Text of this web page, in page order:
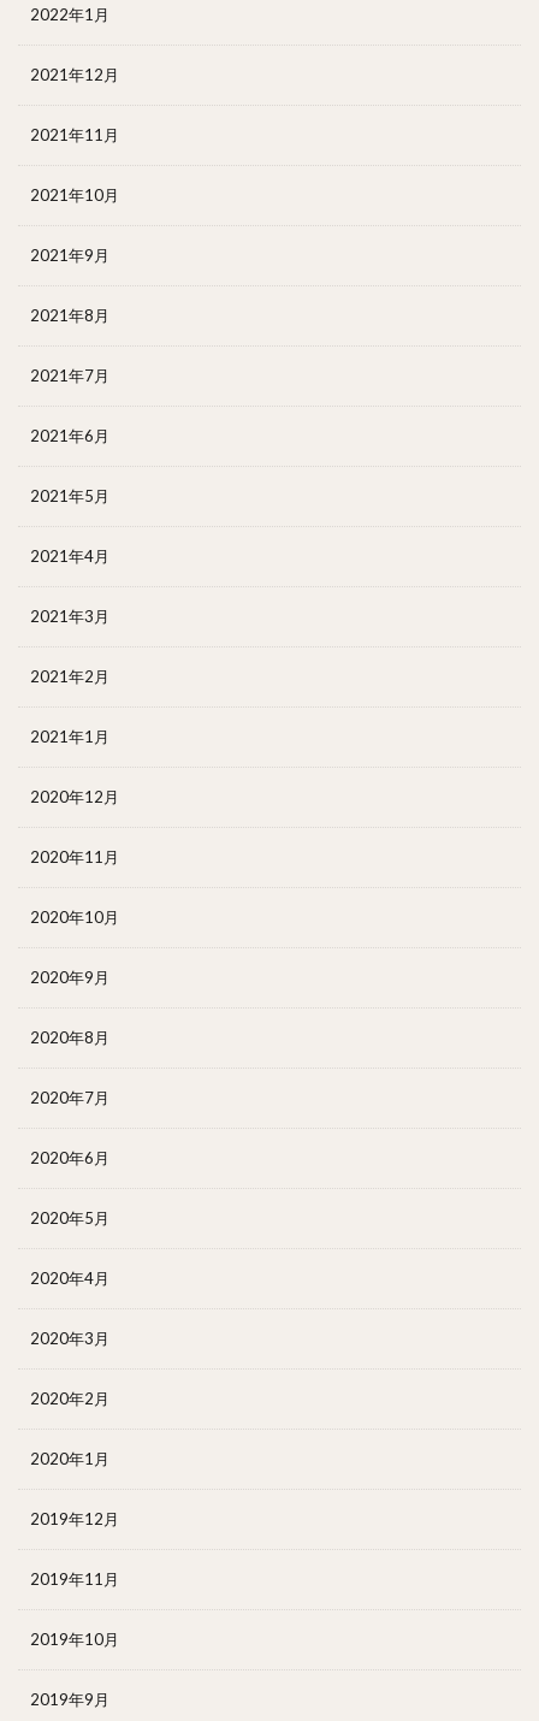
2022年1月
2021年12月
2021年11月
2021年10月
2021年9月
2021年8月
2021年7月
2021年6月
2021年5月
2021年4月
2021年3月
2021年2月
2021年1月
2020年12月
2020年11月
2020年10月
2020年9月
2020年8月
2020年7月
2020年6月
2020年5月
2020年4月
2020年3月
2020年2月
2020年1月
2019年12月
2019年11月
2019年10月
2019年9月